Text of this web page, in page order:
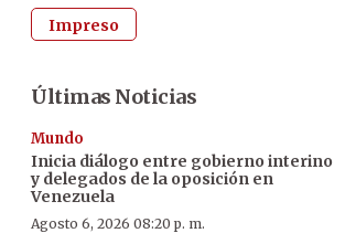
Impreso
Últimas Noticias
Mundo
Inicia diálogo entre gobierno interino
y delegados de la oposición en
Venezuela
Agosto 6, 2026 08:20 p. m.